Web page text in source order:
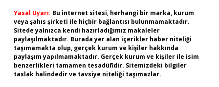
Yasal Uyarı: Bu internet sitesi, herhangi bir marka, kurum
veya şahıs şirketi ile hiçbir bağlantısı bulunmamaktadır.
Sitede yalnızca kendi hazırladığımız makaleler
paylaşılmaktadır. Burada yer alan içerikler haber niteliği
taşımamakta olup, gerçek kurum ve kişiler hakkında
paylaşım yapılmamaktadır. Gerçek kurum ve kişiler ile isim
benzerlikleri tamamen tesadüfidir. Sitemizdeki bilgiler
taslak halindedir ve tavsiye niteliği taşımazlar.